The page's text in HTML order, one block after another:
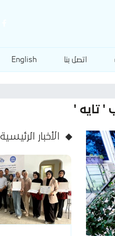
اتصل بنا English
' تايه '
الأخبار الرئيسية